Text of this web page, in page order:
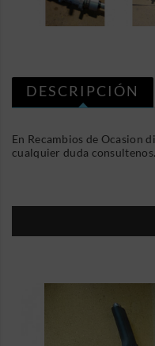
DESCRIPCIÓN
En Recambios de Ocasion
cualquier duda consultenos.